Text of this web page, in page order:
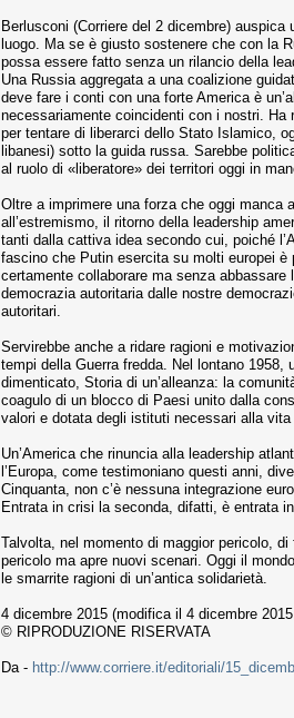
Berlusconi (Corriere del 2 dicembre)
luogo. Ma se è giusto sostenere che con la
possa essere fatto senza un rilancio della
Una Russia aggregata a una coalizione
deve fare i conti con una forte America è
necessariamente coincidenti con i nostri. Ha
per tentare di liberarci dello Stato Islamico,
libanesi) sotto la guida russa. Sarebbe
al ruolo di «liberatore» dei territori oggi in
Oltre a imprimere una forza che oggi manca
all’estremismo, il ritorno della leadership
tanti dalla cattiva idea secondo cui, poiché
fascino che Putin esercita su molti europei
certamente collaborare ma senza
democrazia autoritaria dalle nostre
autoritari.
Servirebbe anche a ridare ragioni e
tempi della Guerra fredda. Nel lontano
dimenticato, Storia di un’alleanza: la
coagulo di un blocco di Paesi unito dalla
valori e dotata degli istituti necessari alla
Un’America che rinuncia alla leadership
l’Europa, come testimoniano questi anni,
Cinquanta, non c’è nessuna integrazione
Entrata in crisi la seconda, difatti, è entrata
Talvolta, nel momento di maggior pericolo,
pericolo ma apre nuovi scenari. Oggi il
le smarrite ragioni di un’antica solidarietà.
4 dicembre 2015 (modifica il 4 dicembre
© RIPRODUZIONE RISERVATA
Da - http://www.corriere.it/editoriali/